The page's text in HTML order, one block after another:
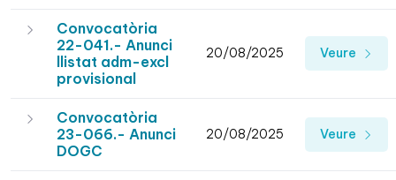
Convocatòria
22-041.- Anunci
llistat adm-excl
provisional
20/08/2025 Veure
Convocatòria
23-066.- Anunci
DOGC
20/08/2025 Veure